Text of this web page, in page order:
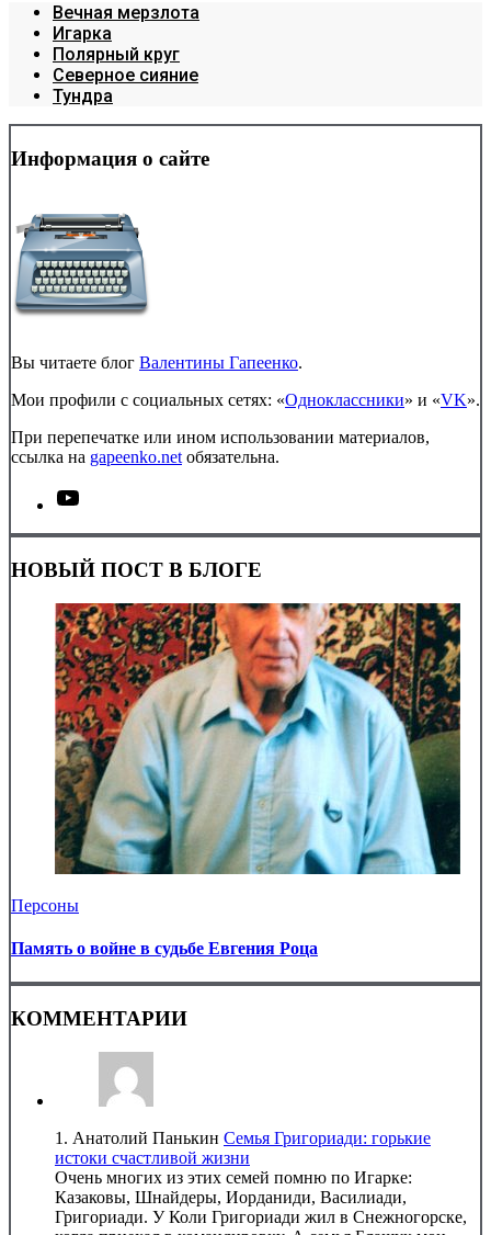
Вечная мерзлота
Игарка
Полярный круг
Северное сияние
Тундра
Информация о сайте
Вы читаете блог Валентины Гапеенко.
Мои профили с социальных сетях: «Одноклассники» и «VK».
При перепечатке или ином использовании материалов,
ссылка на gapeenko.netобязательна.
НОВЫЙ ПОСТ В БЛОГЕ
Персоны
Память о войне в судьбе Евгения Роца
КОММЕНТАРИИ
1. Анатолий Панькин Семья Григориади: горькие
истоки счастливой жизни
Очень многих из этих семей помню по Игарке:
Казаковы, Шнайдеры, Иорданиди, Василиади,
Григориади. У Коли Григориади жил в Снежногорске,